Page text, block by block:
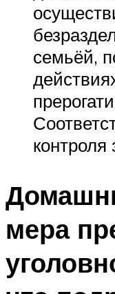
семьёй,
контроля
мера